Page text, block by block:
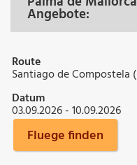
Angebote:
Route
Santiago de Compostela
Datum
03.09.2026 - 10.09.2026
Fluege finden